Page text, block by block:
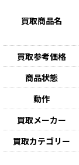
買取商品名
買取参考価格
商品状態
動作
買取メーカー
買取カテゴリー